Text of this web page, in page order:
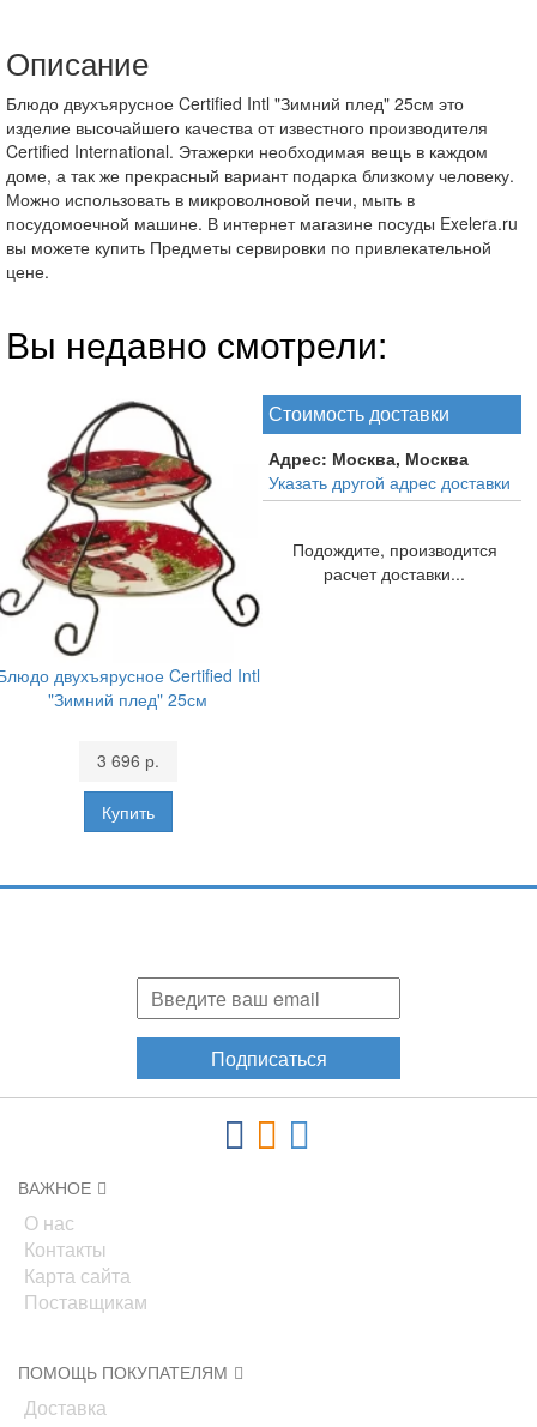
Описание
Блюдо двухъярусное Certified Intl "Зимний плед" 25см это
изделие высочайшего качества от известного производителя
Certified International. Этажерки необходимая вещь в каждом
доме, а так же прекрасный вариант подарка близкому человеку.
Можно использовать в микроволновой печи, мыть в
посудомоечной машине. В интернет магазине посуды Exelera.ru
вы можете купить Предметы сервировки по привлекательной
цене.
Вы недавно смотрели:
двухъярусное Certified Intl
"Зимний плед" 25см
3 696 р.
Стоимость доставки
Адрес: Москва, Москва
Указать другой адрес доставки
Подождите, производится
расчет доставки...
Подписаться
ВАЖНОЕ
О нас
Контакты
Карта сайта
Поставщикам
ПОМОЩЬ ПОКУПАТЕЛЯМ
Доставка